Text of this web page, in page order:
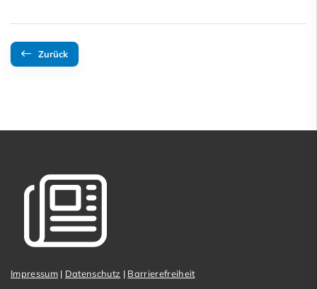
Zurück
Impressum| Datenschutz | Barrierefreiheit